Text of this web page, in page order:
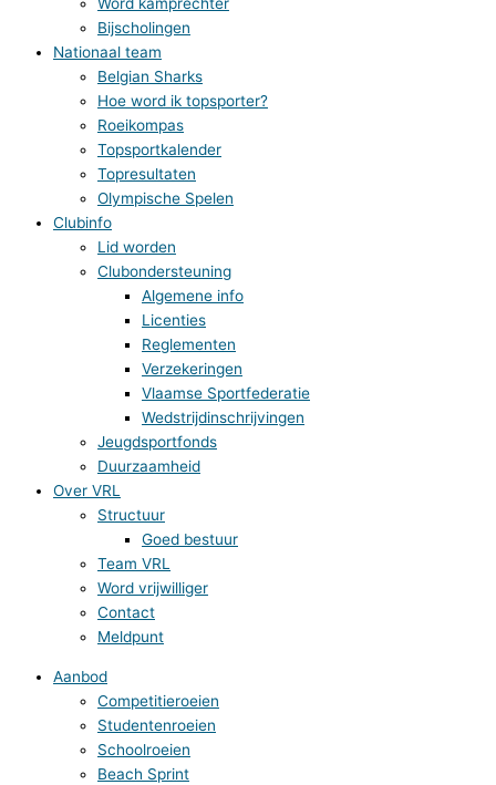
Word kamprechter
Bijscholingen
Nationaal team
Belgian Sharks
Hoe word ik topsporter?
Roeikompas
Topsportkalender
Topresultaten
Olympische Spelen
Clubinfo
Lid worden
Clubondersteuning
Algemene info
Licenties
Reglementen
Verzekeringen
Vlaamse Sportfederatie
Wedstrijdinschrijvingen
Jeugdsportfonds
Duurzaamheid
Over VRL
Structuur
Goed bestuur
Team VRL
Word vrijwilliger
Contact
Meldpunt
Aanbod
Competitieroeien
Studentenroeien
Schoolroeien
Beach Sprint